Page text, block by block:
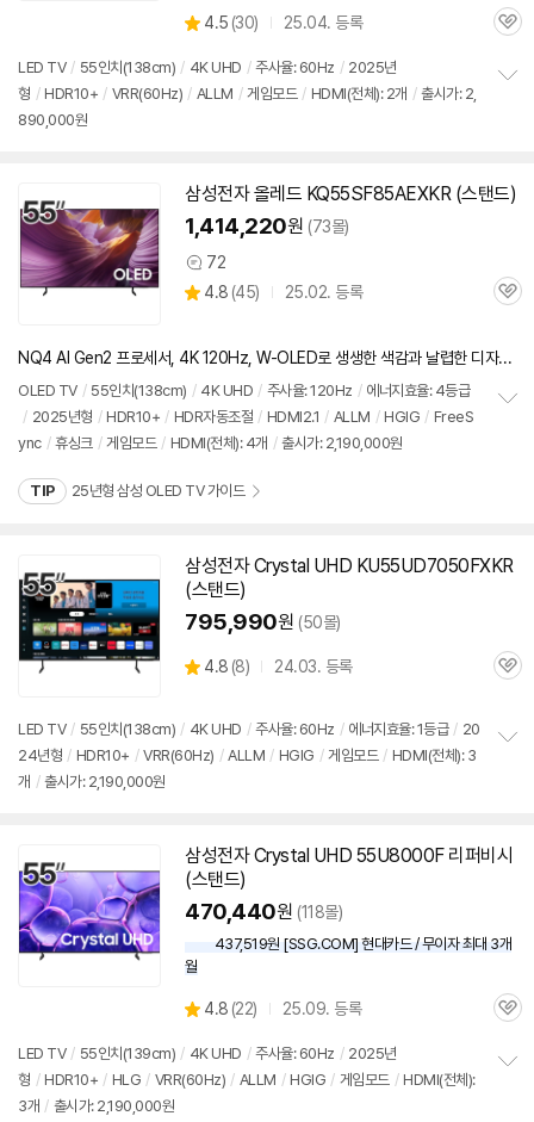
별
점
4.5 (상
리
뷰
30) 25.04. 등록
관
LED TV / 55인치 (138cm) / 4K UHD / 주사율: 60Hz / 2025년
형 / HDR10+ / VRR(60Hz) / ALLM / 게임모드 / HDMI(전체): 2개 / 출시가: 2,
890,000원
기
삼성전자 올레드 KQ55SF85AEXKR (스탠드)
1,414,220원 (73몰)
상
품
72
별
4.8 (상
뷰
45) 25.02. 등록
관
NQ4 AI Gen2 프로세서, 4K 120Hz, W-OLED로 생생한 색감과 날렵한 디자인의 입문형 프리미엄 OLED
OLED TV / 55인치 (138cm) / 4K UHD / 주사율: 120Hz / 에너지효율: 4등급
/ 2025년형 / HDR10+ / HDR자동조절 / HDMI2.1 / ALLM / HGIG / FreeS
ync / 휴싱크 / 게임모드 / HDMI(전체): 4개 / 출시가: 2,190,000원
TIP 25년형 삼성 OLED TV 가이드
삼성전자 Crystal UHD KU55UD7050FXKR
(스탠드)
795,990원 (50몰)
별
4.8 (상
8) 24.03. 등록
관
LED TV / 55인치 (138cm) / 4K UHD / 주사율: 60Hz / 에너지효율: 1등급 / 20
24년형 / HDR10+ / VRR(60Hz) / ALLM / HGIG / 게임모드 / HDMI(전체): 3
개 / 출시가: 2,190,000원
기
삼성전자 Crystal UHD 55U8000F 리퍼비시
(스탠드)
470,440원 (118몰)
437,519원 [SSG.COM] 현대카드 / 무이자 최대 3개
월
별
점
4.8 (상
리
뷰
22) 25.09. 등록
관
LED TV / 55인치 (139cm) / 4K UHD / 주사율: 60Hz / 2025년
형 / HDR10+ / HLG / VRR(60Hz) / ALLM / HGIG / 게임모드 / HDMI(전체):
3개 / 출시가: 2,190,000원